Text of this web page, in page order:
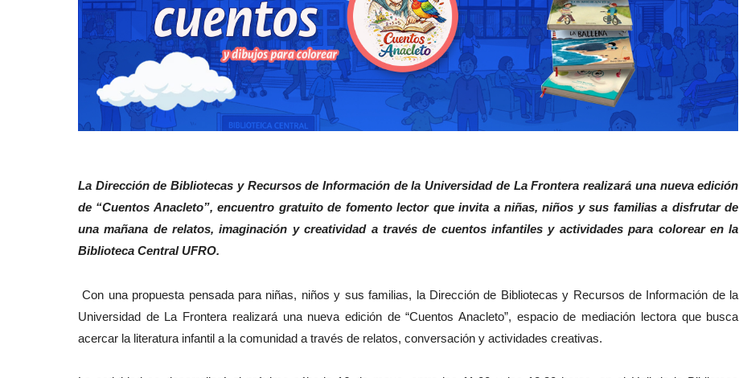
La Dirección de Bibliotecas y Recursos de Información de la Universidad de La Frontera realizará una nueva edición
de “Cuentos Anacleto”, encuentro gratuito de fomento lector que invita a niñas, niños y sus familias a disfrutar de
una mañana de relatos, imaginación y creatividad a través de cuentos infantiles y actividades para colorear en la
Biblioteca Central UFRO.
Con una propuesta pensada para niñas, niños y sus familias, la Dirección de Bibliotecas y Recursos de Información de la
Universidad de La Frontera realizará una nueva edición de “Cuentos Anacleto”, espacio de mediación lectora que busca
acercar la literatura infantil a la comunidad a través de relatos, conversación y actividades creativas.